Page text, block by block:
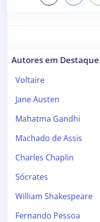
Autores em Destaque
Voltaire
Jane Austen
Mahatma Gandhi
Machado de Assis
Charles Chaplin
Sócrates
William Shakespeare
Fernando Pessoa